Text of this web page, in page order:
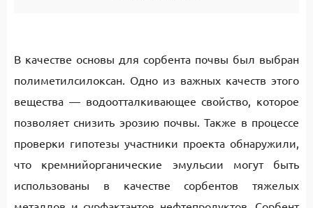
В качестве основы для сорбента почвы был выбран
полиметилсилоксан. Одно из важных качеств этого
вещества — водоотталкивающее свойство, которое
позволяет снизить эрозию почвы. Также в процессе
проверки гипотезы участники проекта обнаружили,
что кремнийорганические эмульсии могут быть
использованы в качестве сорбентов тяжелых